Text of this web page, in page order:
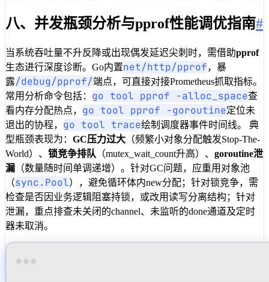
八、并发瓶颈分析与pprof性能调优指南#
当系统吞吐量不升反降或出现偶发延迟尖刺时，需借助pprof
生态进行深度诊断。Go内置net/http/pprof，暴
露/debug/pprof/端点，可直接对接Prometheus抓取指标。
常用分析命令包括： go tool pprof -alloc_space查
看内存分配热点， go tool pprof -goroutine定位未
退出的协程， go tool trace绘制调度器事件时间线。 典
型瓶颈表现为： GC压力过大 （频繁小对象分配触发Stop-The-
World）、 锁竞争排队 （mutex_wait_count升高）、 goroutine泄
漏 （数量随时间单调递增）。针对GC问题，应重用对象池
（sync.Pool），避免循环体内new分配；针对锁竞争，需
检查是否因业务逻辑阻塞持锁，或改用读写分离结构；针对
泄漏，重点排查未关闭的channel、未监听的done通道及定时
器未取消。